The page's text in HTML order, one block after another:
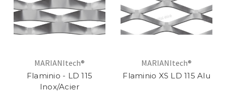
MARIANItech®
Flaminio - LD 115
Inox/Acier
MARIANItech®
Flaminio XS LD 115 Alu